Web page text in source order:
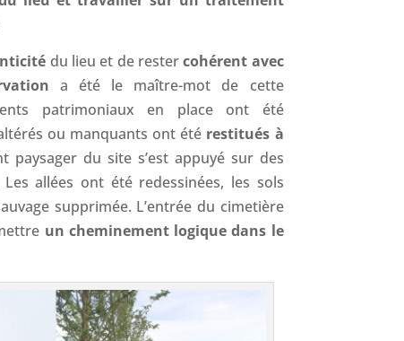
du lieu et de restercohérent avec
a été le maître-mot de cette
patrimoniaux en place ont été
ou manquants ont été restitués à
paysager du site s’est appuyé sur des
Les allées ont été redessinées, les sols
supprimée. L’entrée du cimetière
un cheminement logique dans le